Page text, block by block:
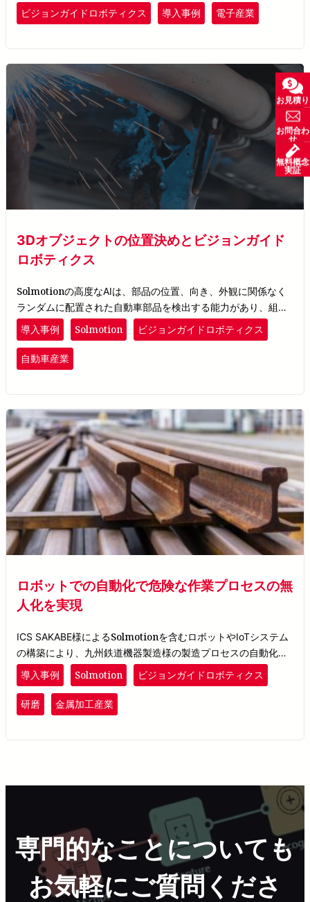
ビジョンガイドロボティクス 導入事例 電子産業
3Dオブジェクトの位置決めとビジョンガイド
ロボティクス
Solmotionの高度なAIは、部品の位置、向き、外観に関係なく
ランダムに配置された自動車部品を検出する能力があり、組み
立てを最適化します。
導入事例 Solmotion ビジョンガイドロボティクス
自動車産業
ロボットでの自動化で危険な作業プロセスの無
人化を実現
ICS SAKABE様によるSolmotionを含むロボットやIoTシステム
の構築により、九州鉄道機器製造様の製造プロセスの自動化・
無人化を達成できました。 Solmotion が九州鉄道機器製造様の
製品の安定供給と従業員の方々への負担やリスク軽減の一助と
なれたことを嬉しく思います。
導入事例 Solmotion ビジョンガイドロボティクス
研磨 金属加工産業
お見積り
お問合わ
せ
無料概念
実証
専門的なことについても
お気軽にご質問くださ